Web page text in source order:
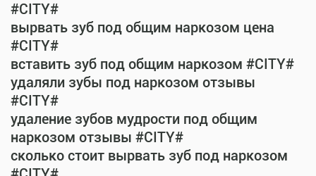
#CITY#
вырвать зуб под общим наркозом цена
#CITY#
вставить зуб под общим наркозом #CITY#
удаляли зубы под наркозом отзывы
#CITY#
удаление зубов мудрости под общим
наркозом отзывы #CITY#
сколько стоит вырвать зуб под наркозом